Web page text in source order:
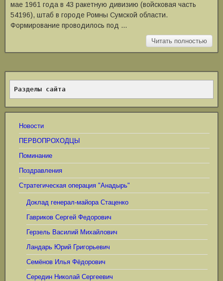
мае 1961 года в 43 ракетную дивизию (войсковая часть
54196), штаб в городе Ромны Сумской области.
Формирование проводилось под …
Читать полностью
Разделы сайта
Новости
ПЕРВОПРОХОДЦЫ
Поминание
Поздравления
Стратегическая операция "Анадырь"
Доклад генерал-майора Стаценко
Гавриков Сергей Федорович
Герзель Василий Михайлович
Ландарь Юрий Григорьевич
Семёнов Илья Фёдорович
Середин Николай Сергеевич